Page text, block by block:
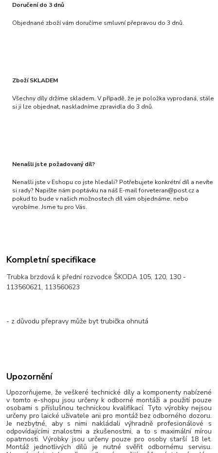
Doručení do 3 dnů
Objednané zboží vám doručíme smluvní přepravou do 3 dnů.
Zboží SKLADEM
Všechny díly držíme skladem. V případě, že je položka vyprodaná, stále
si ji lze objednat, naskladníme zpravidla do 3 dnů.
Nenašli jste požadovaný díl?
Nenašli jste v Eshopu co jste hledali? Potřebujete konkrétní díl a nevíte
si rady? Napište nám poptávku na náš E-mail forveteran@post.cz a
pokud to bude v našich možnostech díl vám objednáme, nebo
vyrobíme. Jsme tu pro Vás.
Kompletní specifikace
Trubka brzdová k přední rozvodce ŠKODA 105, 120, 130 -
113560621, 113560623
- z důvodu přepravy může byt trubička ohnutá
Upozornění
Upozorňujeme, že veškeré technické díly a komponenty nabízené
v tomto e-shopu jsou určeny k odborné montáži a použití pouze
osobami s příslušnou technickou kvalifikací. Tyto výrobky nejsou
určeny pro laické uživatele ani pro montáž bez odborného dozoru.
Je nezbytné, aby s nimi nakládali výhradně profesionálové s
odpovídajícími znalostmi a zkušenostmi, a to s maximální mírou
opatrnosti. Výrobky jsou určeny pouze pro osoby starší 18 let.
Montáž jednotlivých dílů je nutné svěřit odbornému servisu.